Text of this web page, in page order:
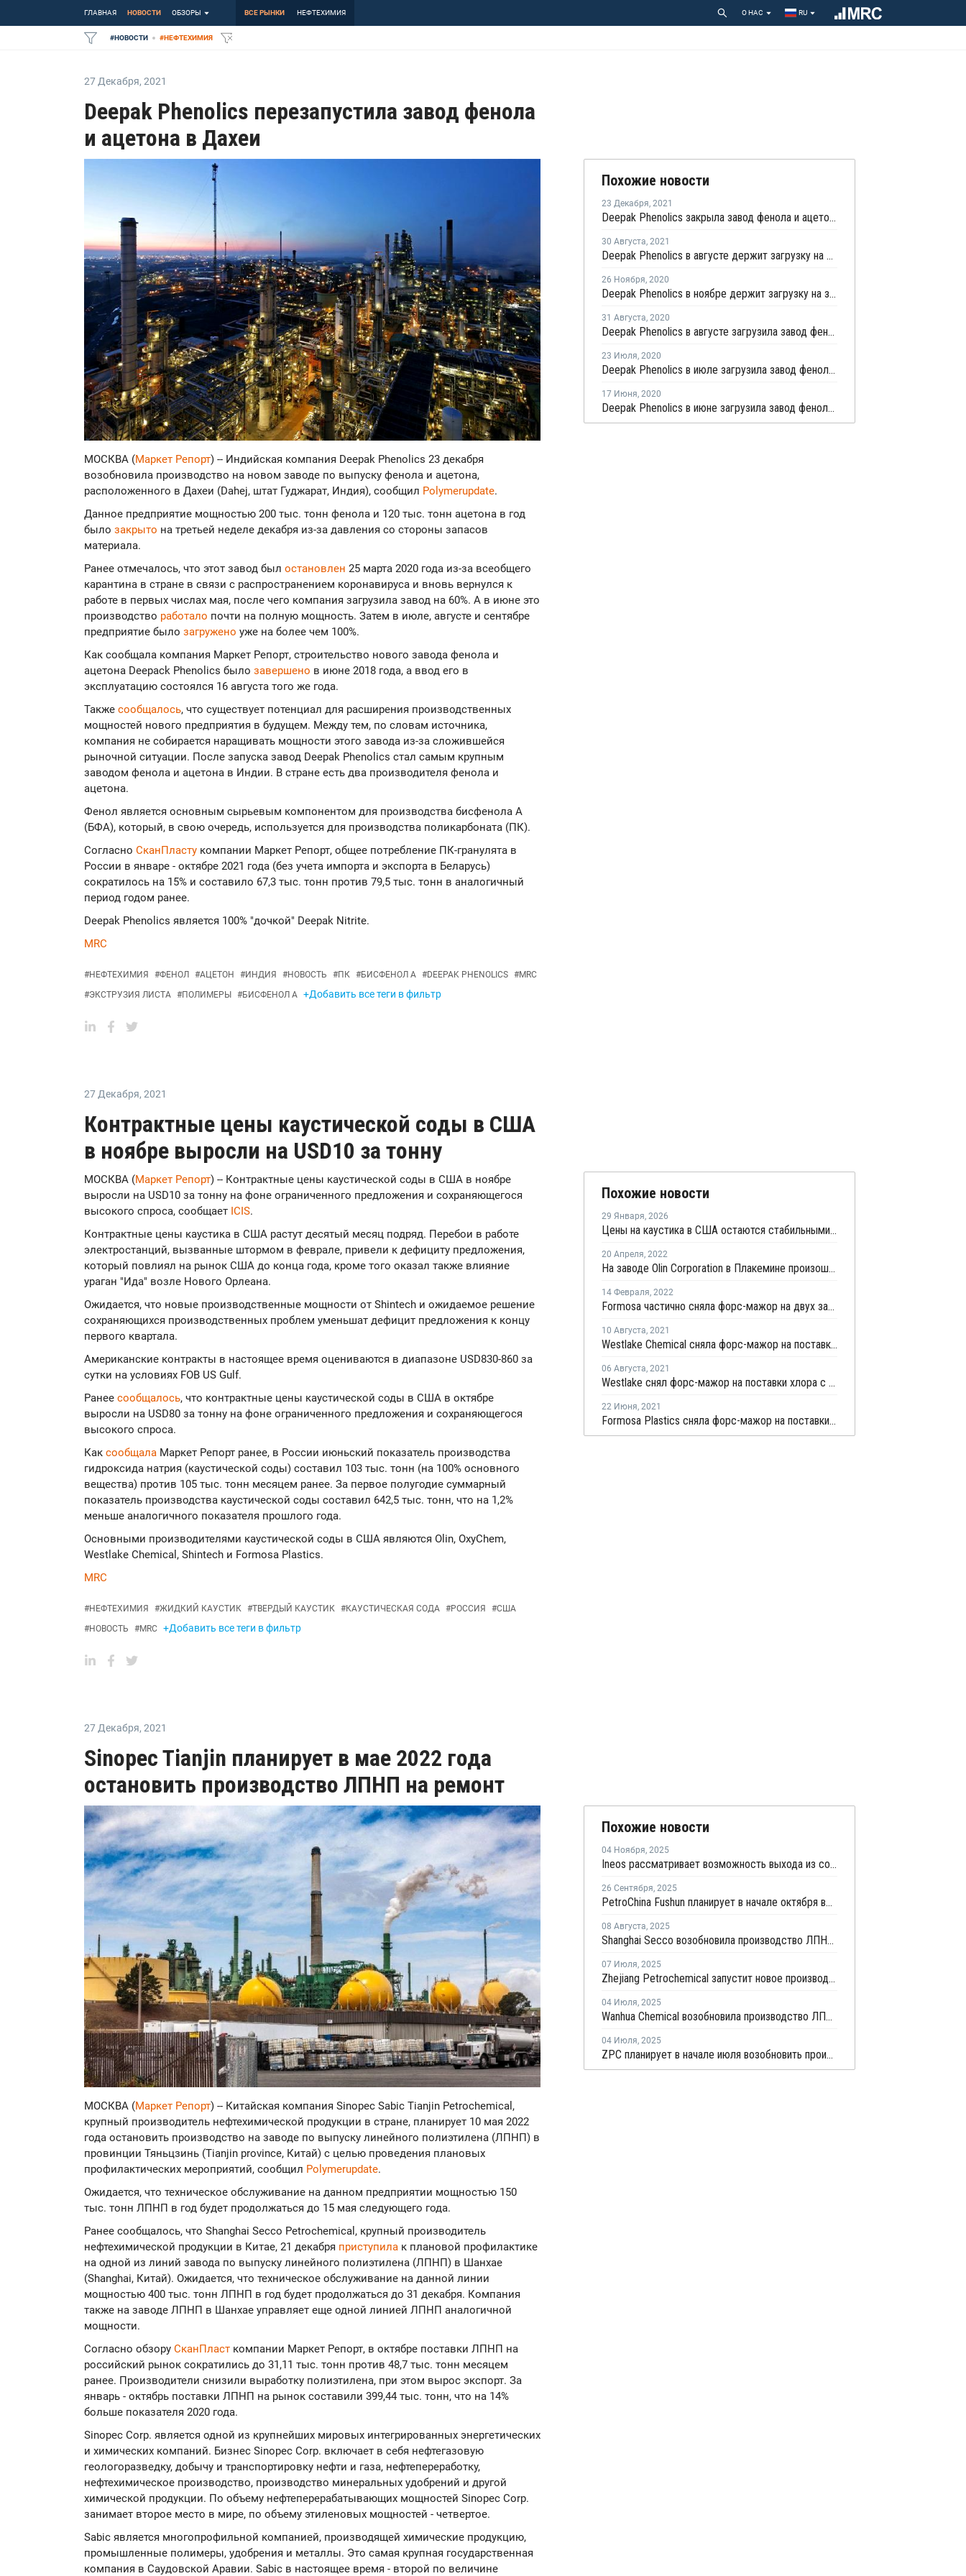
ГЛАВНАЯ НОВОСТИ ОБЗОРЫ ВСЕ РЫНКИ НЕФТЕХИМИЯ О НАС RU
#НОВОСТИ #НЕФТЕХИМИЯ
27 Декабря, 2021
Deepak Phenolics перезапустила завод фенола
и ацетона в Дахеи
МОСКВА (Маркет Репорт) -- Индийская компания Deepak Phenolics 23 декабря
возобновила производство на новом заводе по выпуску фенола и ацетона,
расположенного в Дахеи (Dahej, штат Гуджарат, Индия), сообщил Polymerupdate.
Данное предприятие мощностью 200 тыс. тонн фенола и 120 тыс. тонн ацетона в год
было закрыто на третьей неделе декабря из-за давления со стороны запасов
материала.
Ранее отмечалось, что этот завод был остановлен 25 марта 2020 года из-за всеобщего
карантина в стране в связи с распространением коронавируса и вновь вернулся к
работе в первых числах мая, после чего компания загрузила завод на 60%. А в июне это
производство работало почти на полную мощность. Затем в июле, августе и сентябре
предприятие было загружено уже на более чем 100%.
Как сообщала компания Маркет Репорт, строительство нового завода фенола и
ацетона Deepack Phenolics было завершено в июне 2018 года, а ввод его в
эксплуатацию состоялся 16 августа того же года.
Также сообщалось, что существует потенциал для расширения производственных
мощностей нового предприятия в будущем. Между тем, по словам источника,
компания не собирается наращивать мощности этого завода из-за сложившейся
рыночной ситуации. После запуска завод Deepak Phenolics стал самым крупным
заводом фенола и ацетона в Индии. В стране есть два производителя фенола и
ацетона.
Фенол является основным сырьевым компонентом для производства бисфенола А
(БФА), который, в свою очередь, используется для производства поликарбоната (ПК).
Согласно СканПласту компании Маркет Репорт, общее потребление ПК-гранулята в
России в январе - октябре 2021 года (без учета импорта и экспорта в Беларусь)
сократилось на 15% и составило 67,3 тыс. тонн против 79,5 тыс. тонн в аналогичный
период годом ранее.
Deepak Phenolics является 100% "дочкой" Deepak Nitrite.
MRC
#НЕФТЕХИМИЯ #ФЕНОЛ #АЦЕТОН #ИНДИЯ #НОВОСТЬ #ПК #БИСФЕНОЛ А #DEEPAK PHENOLICS #MRC
#ЭКСТРУЗИЯ ЛИСТА #ПОЛИМЕРЫ #БИСФЕНОЛ А +Добавить все теги в фильтр
Похожие новости
23 Декабря, 2021
Deepak Phenolics закрыла завод фенола и ацетона в Дахеи
30 Августа, 2021
Deepak Phenolics в августе держит загрузку на заводе фенола и ацетона в Дахеи на уровне более чем 100%
26 Ноября, 2020
Deepak Phenolics в ноябре держит загрузку на заводе фенола и ацетона в Дахеи на уровне более чем 100%
31 Августа, 2020
Deepak Phenolics в августе загрузила завод фенола и ацетона в Дахеи более чем на 100%
23 Июля, 2020
Deepak Phenolics в июле загрузила завод фенола и ацетона в Дахеи более чем на 100%
17 Июня, 2020
Deepak Phenolics в июне загрузила завод фенола и ацетона в Дахеи почти на полную мощность
27 Декабря, 2021
Контрактные цены каустической соды в США
в ноябре выросли на USD10 за тонну
МОСКВА (Маркет Репорт) -- Контрактные цены каустической соды в США в ноябре
выросли на USD10 за тонну на фоне ограниченного предложения и сохраняющегося
высокого спроса, сообщает ICIS.
Контрактные цены каустика в США растут десятый месяц подряд. Перебои в работе
электростанций, вызванные штормом в феврале, привели к дефициту предложения,
который повлиял на рынок США до конца года, кроме того оказал также влияние
ураган "Ида" возле Нового Орлеана.
Ожидается, что новые производственные мощности от Shintech и ожидаемое решение
сохраняющихся производственных проблем уменьшат дефицит предложения к концу
первого квартала.
Американские контракты в настоящее время оцениваются в диапазоне USD830-860 за
сутки на условиях FOB US Gulf.
Ранее сообщалось, что контрактные цены каустической соды в США в октябре
выросли на USD80 за тонну на фоне ограниченного предложения и сохраняющегося
высокого спроса.
Как сообщала Маркет Репорт ранее, в России июньский показатель производства
гидроксида натрия (каустической соды) составил 103 тыс. тонн (на 100% основного
вещества) против 105 тыс. тонн месяцем ранее. За первое полугодие суммарный
показатель производства каустической соды составил 642,5 тыс. тонн, что на 1,2%
меньше аналогичного показателя прошлого года.
Основными производителями каустической соды в США являются Olin, OxyChem,
Westlake Chemical, Shintech и Formosa Plastics.
MRC
#НЕФТЕХИМИЯ #ЖИДКИЙ КАУСТИК #ТВЕРДЫЙ КАУСТИК #КАУСТИЧЕСКАЯ СОДА #РОССИЯ #США
#НОВОСТЬ #MRC +Добавить все теги в фильтр
Похожие новости
29 Января, 2026
Цены на каустика в США остаются стабильными, а в Китае снижаются
20 Апреля, 2022
На заводе Olin Corporation в Плакемине произошел пожар и утечка хлора
14 Февраля, 2022
Formosa частично сняла форс-мажор на двух заводах ПВХ в Луизиане и Техасе
10 Августа, 2021
Westlake Chemical сняла форс-мажор на поставки каустика и хлора в США
06 Августа, 2021
Westlake снял форс-мажор на поставки хлора с завода по выпуску хлорщелочной продукции в Западной Вирджинии
22 Июня, 2021
Formosa Plastics сняла форс-мажор на поставки каустика и хлора с завода в Техасе
27 Декабря, 2021
Sinopec Tianjin планирует в мае 2022 года
остановить производство ЛПНП на ремонт
МОСКВА (Маркет Репорт) -- Китайская компания Sinopec Sabic Tianjin Petrochemical,
крупный производитель нефтехимической продукции в стране, планирует 10 мая 2022
года остановить производство на заводе по выпуску линейного полиэтилена (ЛПНП) в
провинции Тяньцзинь (Tianjin province, Китай) с целью проведения плановых
профилактических мероприятий, сообщил Polymerupdate.
Ожидается, что техническое обслуживание на данном предприятии мощностью 150
тыс. тонн ЛПНП в год будет продолжаться до 15 мая следующего года.
Ранее сообщалось, что Shanghai Secco Petrochemical, крупный производитель
нефтехимической продукции в Китае, 21 декабря приступила к плановой профилактике
на одной из линий завода по выпуску линейного полиэтилена (ЛПНП) в Шанхае
(Shanghai, Китай). Ожидается, что техническое обслуживание на данной линии
мощностью 400 тыс. тонн ЛПНП в год будет продолжаться до 31 декабря. Компания
также на заводе ЛПНП в Шанхае управляет еще одной линией ЛПНП аналогичной
мощности.
Согласно обзору СканПласт компании Маркет Репорт, в октябре поставки ЛПНП на
российский рынок сократились до 31,11 тыс. тонн против 48,7 тыс. тонн месяцем
ранее. Производители снизили выработку полиэтилена, при этом вырос экспорт. За
январь - октябрь поставки ЛПНП на рынок составили 399,44 тыс. тонн, что на 14%
больше показателя 2020 года.
Sinopec Corp. является одной из крупнейших мировых интегрированных энергетических
и химических компаний. Бизнес Sinopec Corp. включает в себя нефтегазовую
геологоразведку, добычу и транспортировку нефти и газа, нефтепереработку,
нефтехимическое производство, производство минеральных удобрений и другой
химической продукции. По объему нефтеперерабатывающих мощностей Sinopec Corp.
занимает второе место в мире, по объему этиленовых мощностей - четвертое.
Sabic является многопрофильной компанией, производящей химические продукцию,
промышленные полимеры, удобрения и металлы. Это самая крупная государственная
компания в Саудовской Аравии. Sabic в настоящее время - второй по величине
Похожие новости
04 Ноября, 2025
Ineos рассматривает возможность выхода из совместного предприятия Sinopec Petchems
26 Сентября, 2025
PetroChina Fushun планирует в начале октября возобновить производство ПНД в Фушуне
08 Августа, 2025
Shanghai Secco возобновила производство ЛПНП в Шанхае после ремонта
07 Июля, 2025
Zhejiang Petrochemical запустит новое производство ПВД/ЭВА в первом квартале 2026 года
04 Июля, 2025
Wanhua Chemical возобновила производство ЛПНП после профилактики
04 Июля, 2025
ZPC планирует в начале июля возобновить производство